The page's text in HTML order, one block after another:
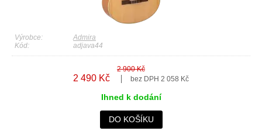
Výrobce:
Admira
Kód:
adjava44
2 900 Kč
2 490 Kč bez DPH 2 058 Kč
Ihned k dodání
DO KOŠÍKU